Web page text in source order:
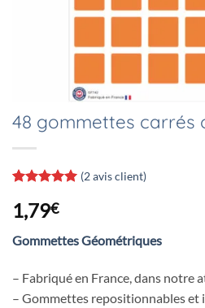
48 gommettes carrés
5 basé sur
notations
client
(2avis client)
1,79€
Gommettes Géométriques
– Fabriqué en France, dans notre
– Gommettes repositionnables et